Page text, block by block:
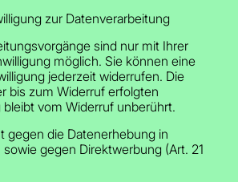
zur Datenverarbeitung
sind nur mit Ihrer
möglich. Sie können eine
jederzeit widerrufen. Die
bis zum Widerruf erfolgten
vom Widerruf unberührt.
gegen die Datenerhebung in
gegen Direktwerbung (Art. 21